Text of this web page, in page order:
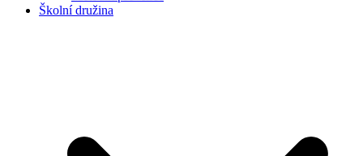
Školní družina